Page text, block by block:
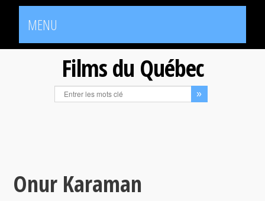
MENU
Films du Québec
Onur Karaman